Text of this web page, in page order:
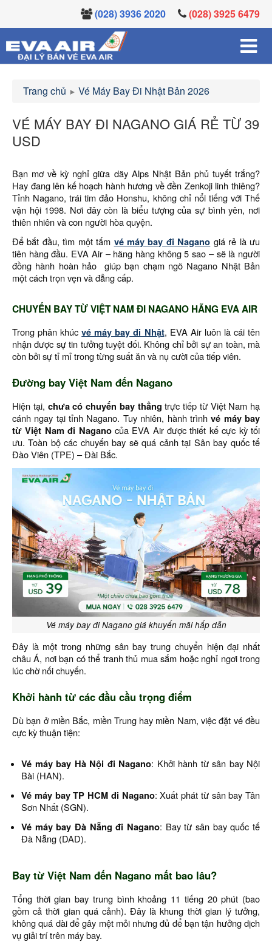
(028) 3936 2020 (028) 3925 6479
Trang chủ Vé Máy Bay Đi Nhật Bản 2026
VÉ MÁY BAY ĐI NAGANO GIÁ RẺ TỪ 39
USD
Bạn mơ về kỳ nghỉ giữa dãy Alps Nhật Bản phủ tuyết trắng?
Hay đang lên kế hoạch hành hương về đền Zenkoji linh thiêng?
Tỉnh Nagano, trái tim đảo Honshu, không chỉ nổi tiếng với Thế
vận hội 1998. Nơi đây còn là biểu tượng của sự bình yên, nơi
thiên nhiên và con người hòa quyện.
Để bắt đầu, tìm một tấm vé máy bay đi Nagano giá rẻ là ưu
tiên hàng đầu. EVA Air – hãng hàng không 5 sao – sẽ là người
đồng hành hoàn hảo giúp bạn chạm ngõ Nagano Nhật Bản
một cách trọn vẹn và đẳng cấp.
CHUYẾN BAY TỪ VIỆT NAM ĐI NAGANO HÃNG EVA AIR
Trong phân khúcvé máy bay đi Nhật, EVA Air luôn là cái tên
nhận được sự tin tưởng tuyệt đối. Không chỉ bởi sự an toàn, mà
còn bởi sự tỉ mỉ trong từng suất ăn và nụ cười của tiếp viên.
Đường bay Việt Nam đến Nagano
Hiện tại, chưa có chuyến bay thẳng trực tiếp từ Việt Nam hạ
cánh ngay tại tỉnh Nagano. Tuy nhiên, hành trìnhvé máy bay
từ Việt Nam đi Naganocủa EVA Air được thiết kế cực kỳ tối
ưu. Toàn bộ các chuyến bay sẽ quá cảnh tại Sân bay quốc tế
Đào Viên (TPE) – Đài Bắc.
Vé máy bay đi Nagano giá khuyến mãi hấp dẫn
Đây là một trong những sân bay trung chuyển hiện đại nhất
châu Á, nơi bạn có thể tranh thủ mua sắm hoặc nghỉ ngơi trong
lúc chờ nối chuyến.
Khởi hành từ các đầu cầu trọng điểm
Dù bạn ở miền Bắc, miền Trung hay miền Nam, việc đặt vé đều
cực kỳ thuận tiện:
Vé máy bay Hà Nội đi Nagano: Khởi hành từ sân bay Nội
Bài (HAN).
Vé máy bay TP HCM đi Nagano: Xuất phát từ sân bay Tân
Sơn Nhất (SGN).
Vé máy bay Đà Nẵng đi Nagano: Bay từ sân bay quốc tế
Đà Nẵng (DAD).
Bay từ Việt Nam đến Nagano mất bao lâu?
Tổng thời gian bay trung bình khoảng 11 tiếng 20 phút (bao
gồm cả thời gian quá cảnh). Đây là khung thời gian lý tưởng,
không quá dài để gây mệt mỏi nhưng đủ để bạn tận hưởng dịch
vụ giải trí trên máy bay.